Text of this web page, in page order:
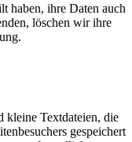
haben, ihre Daten auch
löschen wir ihre
kleine Textdateien, die
gespeichert